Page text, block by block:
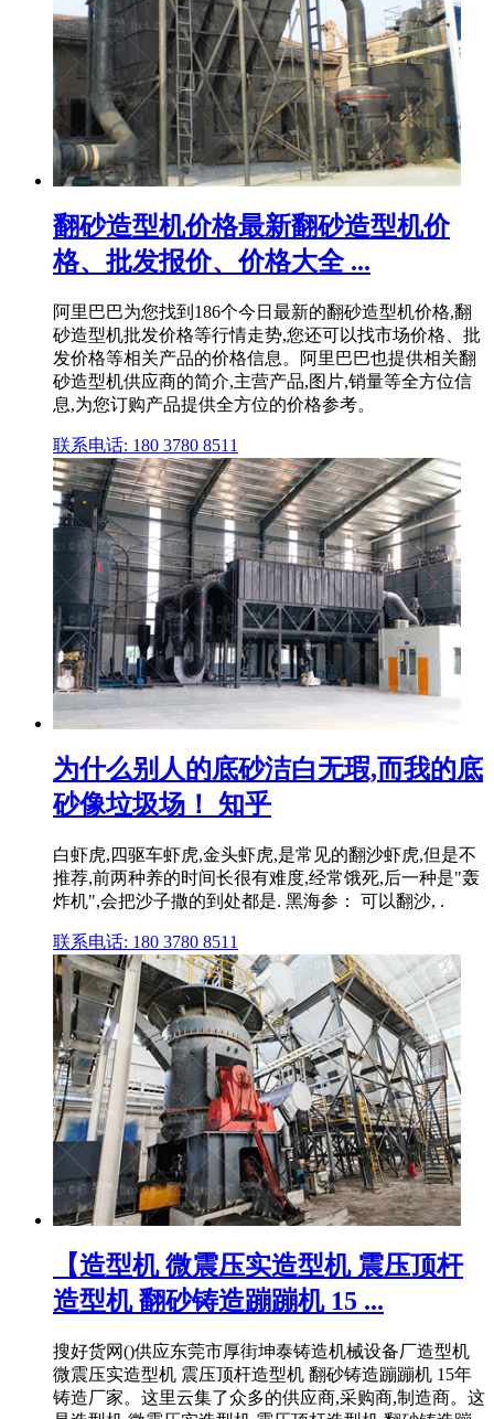
翻砂造型机价格最新翻砂造型机价
格、批发报价、价格大全 ...
阿里巴巴为您找到186个今日最新的翻砂造型机价格,翻
砂造型机批发价格等行情走势,您还可以找市场价格、批
发价格等相关产品的价格信息。阿里巴巴也提供相关翻
砂造型机供应商的简介,主营产品,图片,销量等全方位信
息,为您订购产品提供全方位的价格参考。
联系电话: 180 3780 8511
为什么别人的底砂洁白无瑕,而我的底
砂像垃圾场！ 知乎
白虾虎,四驱车虾虎,金头虾虎,是常见的翻沙虾虎,但是不
推荐,前两种养的时间长很有难度,经常饿死,后一种是"轰
炸机",会把沙子撒的到处都是. 黑海参： 可以翻沙, .
联系电话: 180 3780 8511
【造型机 微震压实造型机 震压顶杆
造型机 翻砂铸造蹦蹦机 15 ...
搜好货网()供应东莞市厚街坤泰铸造机械设备厂造型机
微震压实造型机 震压顶杆造型机 翻砂铸造蹦蹦机 15年
铸造厂家。这里云集了众多的供应商,采购商,制造商。这